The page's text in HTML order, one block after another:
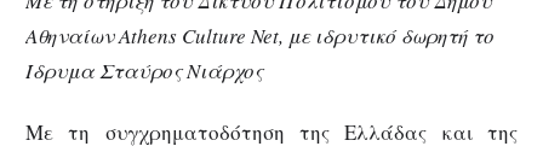
Αθηναίων Athens Culture Net, με ιδρυτικό δωρητή το
Ίδρυμα Σταύρος Νιάρχος
Με τη συγχρηματοδότηση της Ελλάδας και της